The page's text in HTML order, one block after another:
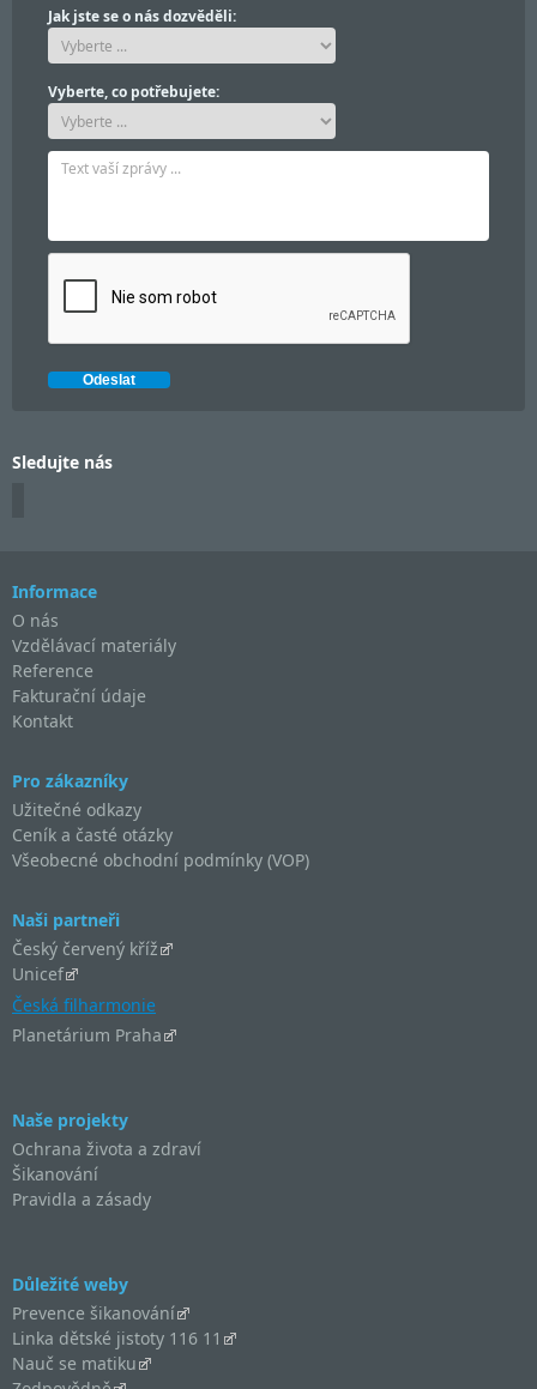
Jak jste se o nás dozvěděli:
Vyberte, co potřebujete:
Sledujte nás
Informace
O nás
Vzdělávací materiály
Reference
Fakturační údaje
Kontakt
Pro zákazníky
Užitečné odkazy
Ceník a časté otázky
Všeobecné obchodní podmínky (VOP)
Naši partneři
Český červený kříž
Unicef
Česká filharmonie
Planetárium Praha
Naše projekty
Ochrana života a zdraví
Šikanování
Pravidla a zásady
Důležité weby
Prevence šikanování
Linka dětské jistoty 116 11
Nauč se matiku